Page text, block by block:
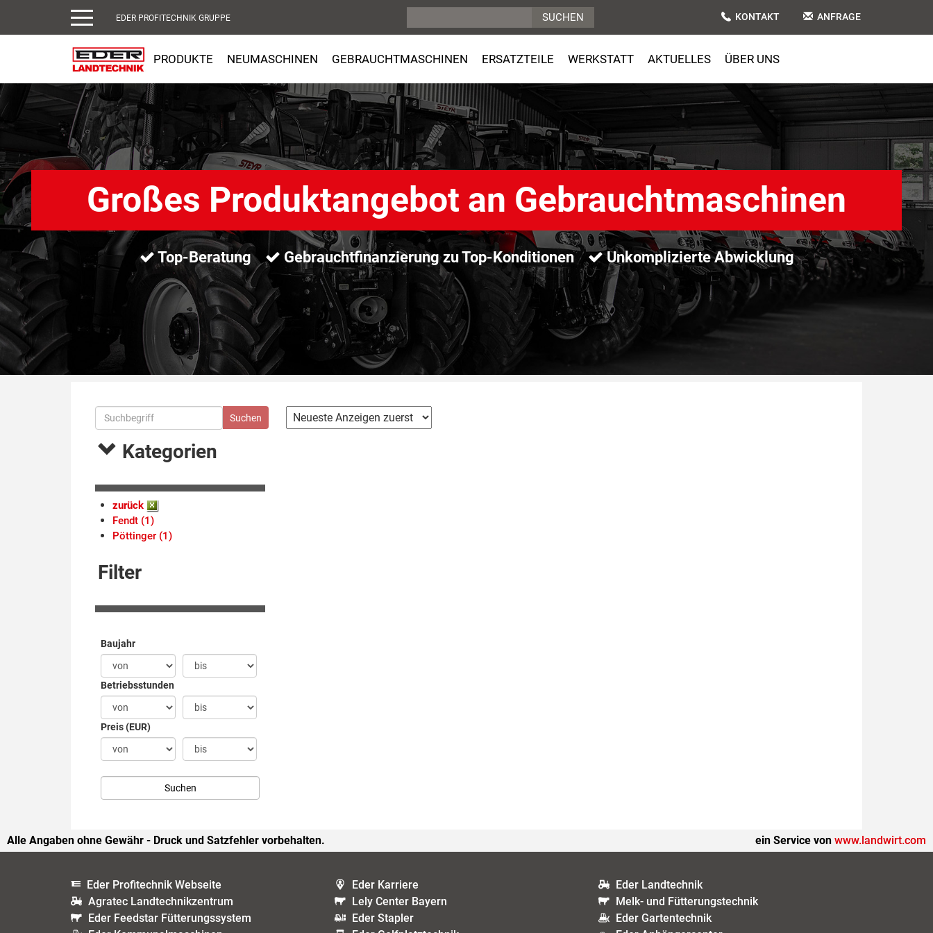
EDER PROFITECHNIK GRUPPE KONTAKT ANFRAGE
PRODUKTE NEUMASCHINEN GEBRAUCHTMASCHINEN ERSATZTEILE WERKSTATT AKTUELLES ÜBER UNS
Großes Produktangebot an Gebrauchtmaschinen
Top-Beratung Gebrauchtfinanzierung zu Top-Konditionen Unkomplizierte Abwicklung
Kategorien
zurück
Fendt (1)
Pöttinger (1)
Filter
Baujahr
Betriebsstunden
Preis (EUR)
Alle Angaben ohne Gewähr - Druck und Satzfehler vorbehalten. ein Service von www.landwirt.com
Eder Profitechnik Webseite Eder Karriere
Eder Landtechnik
Agratec Landtechnikzentrum
Lely Center Bayern
Melk- und Fütterungstechnik
Eder Feedstar Fütterungssystem
Eder Stapler
Eder Gartentechnik